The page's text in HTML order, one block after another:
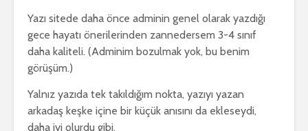
Yazı sitede daha önce adminin genel olarak yazdığı
gece hayatı önerilerinden zannedersem 3-4 sınıf
daha kaliteli. (Adminim bozulmak yok, bu benim
görüşüm.)
Yalnız yazıda tek takıldığım nokta, yazıyı yazan
arkadaş keşke içine bir küçük anısını da ekleseydi,
daha iyi olurdu gibi.